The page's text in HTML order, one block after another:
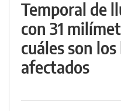
Temporal de
con 31
cuáles son
afectados